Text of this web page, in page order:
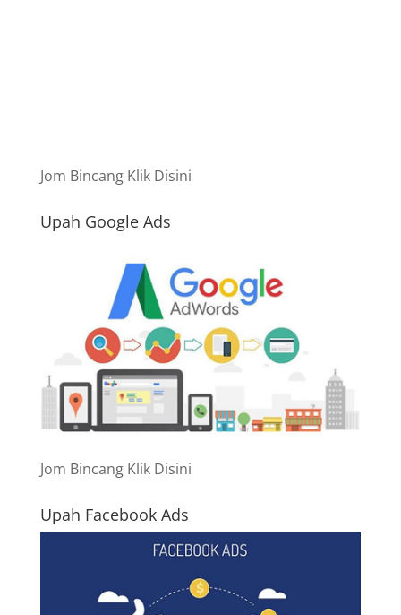
Jom Bincang Klik Disini
Upah Google Ads
Jom Bincang Klik Disini
Upah Facebook Ads